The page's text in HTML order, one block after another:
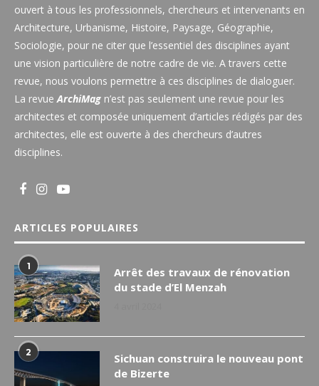
ouvert à tous les professionnels, chercheurs et intervenants en
Architecture, Urbanisme, Histoire, Paysage, Géographie,
Sociologie, pour ne citer que l’essentiel des disciplines ayant
une vision particulière de notre cadre de vie. A travers cette
revue, nous voulons permettre à ces disciplines de dialoguer.
La revueArchiMag n’est pas seulement une revue pour les
architectes et composée uniquement d’articles rédigés par des
architectes, elle est ouverte à des chercheurs d’autres
disciplines.
ARTICLES POPULAIRES
1
Arrêt des travaux de rénovation
du stade d’El Menzah
2
Sichuan construira le nouveau pont
de Bizerte